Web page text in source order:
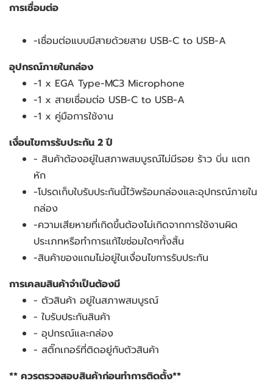
การเชื่อมต่อ
-เชื่อมต่อแบบมีสายด้วยสาย USB-C to USB-A
อุปกรณ์ภายในกล่อง
-1 x EGA Type-MC3 Microphone
-1 x สายเชื่อมต่อ USB-C to USB-A
-1 x คู่มือการใช้งาน
เงื่อนไขการรับประกัน 2 ปี
- สินค้าต้องอยู่ในสภาพสมบูรณ์ไม่มีรอย ร้าว บิ่น แตก
หัก
-โปรดเก็บใบรับประกันนี้ไว้พร้อมกล่องและอุปกรณ์ภายใน
กล่อง
-ความเสียหายที่เกิดขึ้นต้องไม่เกิดจากการใช้งานผิด
ประเภทหรือทำการแก้ไขซ่อมใดๆทั้งสิ้น
-สินค้าของแถมไม่อยู่ในเงื่อนไขการรับประกัน
การเคลมสินค้าจำเป็นต้องมี
- ตัวสินค้า อยู่ในสภาพสมบูรณ์
- ใบรับประกันสินค้า
- อุปกรณ์และกล่อง
- สติ๊กเกอร์ที่ติดอยู่กับตัวสินค้า
** ควรตรวจสอบสินค้าก่อนทำการติดตั้ง**